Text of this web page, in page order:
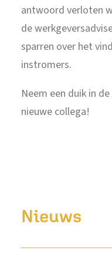
antwoord verloten
de
sparren over het
instromers.
Neem een duik in de
nieuwe collega!
Nieuws